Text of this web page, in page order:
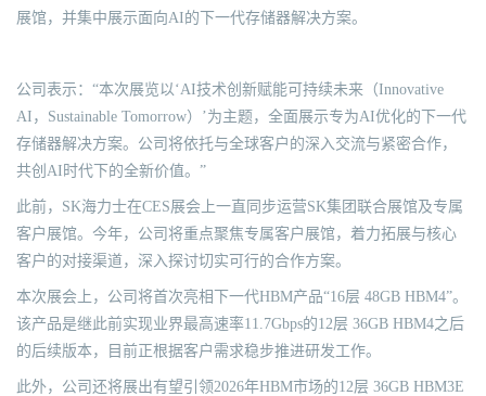
展馆，并集中展示面向AI的下一代存储器解决方案。
公司表示：“本次展览以‘AI技术创新赋能可持续未来（Innovative
AI，Sustainable Tomorrow）’为主题，全面展示专为AI优化的下一代
存储器解决方案。公司将依托与全球客户的深入交流与紧密合作，
共创AI时代下的全新价值。”
此前，SK海力士在CES展会上一直同步运营SK集团联合展馆及专属
客户展馆。今年，公司将重点聚焦专属客户展馆，着力拓展与核心
客户的对接渠道，深入探讨切实可行的合作方案。
本次展会上，公司将首次亮相下一代HBM产品“16层 48GB HBM4”。
该产品是继此前实现业界最高速率11.7Gbps的12层 36GB HBM4之后
的后续版本，目前正根据客户需求稳步推进研发工作。
此外，公司还将展出有望引领2026年HBM市场的12层 36GB HBM3E